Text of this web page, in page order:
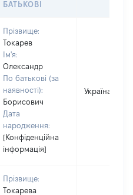
БАТЬКОВІ
Прізвище:
Токарев
Ім'я:
Олександр
По батькові (за
наявності):
Борисович
Дата
народження:
[Конфіденційна
інформація]
Україна
Прізвище:
Токарева